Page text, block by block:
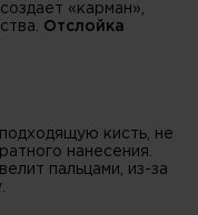
«карман»,
Отслойка
кисть, не
нанесения.
пальцами, из-за